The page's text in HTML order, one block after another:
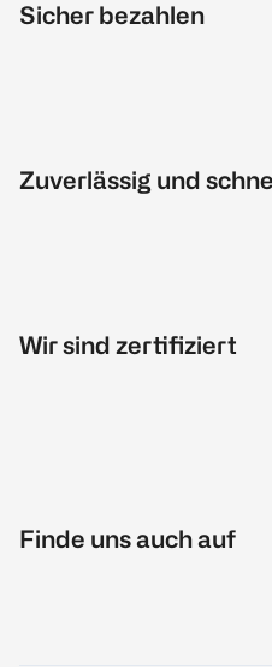
Sicher bezahlen
Zuverlässig und
Wir sind zertifiziert
Finde uns auch auf